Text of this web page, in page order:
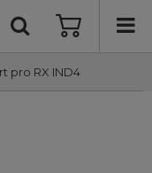
pro RX IND4